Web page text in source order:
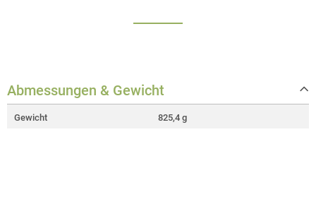
Abmessungen & Gewicht
Gewicht 825,4 g